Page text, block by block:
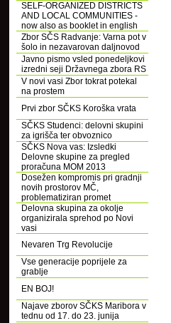
SELF-ORGANIZED DISTRICTS
AND LOCAL COMMUNITIES -
now also as booklet in english
Zbor SČS Radvanje: Varna pot v
šolo in nezavarovan daljnovod
Javno pismo vsled ponedeljkovi
izredni seji Državnega zbora RS
V novi vasi Zbor tokrat potekal
na prostem
Prvi zbor SČKS Koroška vrata
SČKS Studenci: delovni skupini
za igrišča ter obvoznico
SČKS Nova vas: Izsledki
Delovne skupine za pregled
proračuna MOM 2013
Dosežen kompromis pri gradnji
novih prostorov MČ,
problematiziran promet
Delovna skupina za okolje
organizirala sprehod po Novi
vasi
Nevaren Trg Revolucije
Vse generacije poprijele za
grablje
EN BOJ!
Najave zborov SČKS Maribora v
tednu od 17. do 23. junija